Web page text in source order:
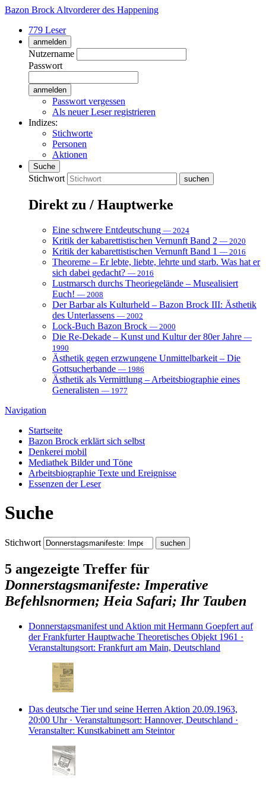
Bazon Brock Altvorderer des Happening
779 Leser
anmelden
Nutzername
Passwort
Passwort vergessen
Als neuer Leser registrieren
Indizes:
Stichworte
Personen
Aktionen
Suche
Stichwort
Direkt zu / Hauptwerke
Eine schwere Entdeutschung — 2024
Kritik der kabarettistischen Vernunft Band 2 — 2020
Kritik der kabarettistischen Vernunft Band 1 — 2016
Theoreme – Er lebte, liebte, lehrte und starb. Was hat er
sich dabei gedacht? — 2016
Lustmarsch durchs Theoriegelände – Musealisiert
Euch! — 2008
Der Barbar als Kulturheld – Bazon Brock III: Ästhetik
des Unterlassens — 2002
Lock-Buch Bazon Brock — 2000
Die Re-Dekade – Kunst und Kultur der 80er Jahre —
1990
Ästhetik gegen erzwungene Unmittelbarkeit – Die
Gottsucherbande — 1986
Ästhetik als Vermittlung – Arbeitsbiographie eines
Generalisten — 1977
Navigation
Startseite
Bazon Brock erklärt sich selbst
Denkerei mobil
Mediathek Bilder und Töne
Arbeitsbiographie Texte und Ereignisse
Essenzen der Leser
Suche
Stichwort
5 angezeigte Treffer für
Donnerstagsmanifeste: Imperative
Befehlsnormen; Heia Safari; Ihr Tauben
Donnerstagsmanifest und Aktion mit Hermann Goepfert auf
der Frankfurter Hauptwache Theoretisches Objekt 1961 ·
Veranstaltungsort: Frankfurt am Main, Deutschland
Das deutsche Tier und seine Herren Aktion 20.09.1963,
20:00 Uhr · Veranstaltungsort: Hannover, Deutschland ·
Veranstalter: Kunstkabinett am Steintor